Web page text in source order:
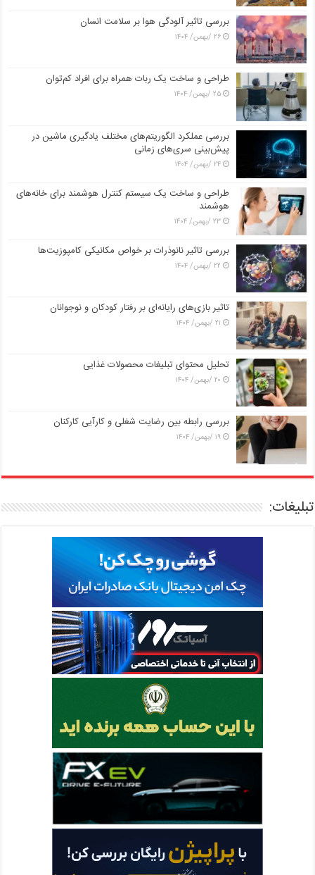
بررسی تاثیر آلودگی هوا بر سلامت انسان
۲۶ /بهمن/ ۱۴۰۴
طراحی و ساخت یک ربات همراه برای افراد کم‌توان
۲۵ /بهمن/ ۱۴۰۴
بررسی عملکرد الگوریتم‌های مختلف یادگیری ماشین در
پیش‌بینی سری‌های زمانی
۲۴ /بهمن/ ۱۴۰۴
طراحی و ساخت یک سیستم کنترل هوشمند برای خانه‌های
هوشمند
۲۳ /بهمن/ ۱۴۰۴
بررسی تاثیر نانوذرات بر خواص مکانیکی کامپوزیت‌ها
۲۲ /بهمن/ ۱۴۰۴
تاثیر بازی‌های رایانه‌ای بر رفتار کودکان و نوجوانان
۲۱ /بهمن/ ۱۴۰۴
تحلیل محتوای تبلیغات محصولات غذایی
۲۰ /بهمن/ ۱۴۰۴
بررسی رابطه بین رضایت شغلی و کارآیی کارکنان
۱۹ /بهمن/ ۱۴۰۴
تبلیغات: